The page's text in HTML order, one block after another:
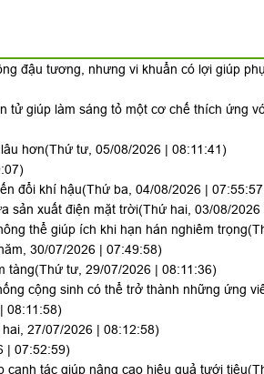
đậu tương, nhưng vi khuẩn có lợi giúp
tử giúp làm sáng tỏ một cơ chế thích ứng
hơn(Thứ tư, 05/08/2026 | 08:11:41)
đổi khí hậu(Thứ ba, 04/08/2026 |
sản xuất điện mặt trời(Thứ hai, 03/08/2026
thể giúp ích khi hạn hán nghiêm trọng
30/07/2026 | 07:49:58)
tàng(Thứ tư, 29/07/2026 | 08:11:36)
cộng sinh có thể trở thành những ứng
08:11:58)
27/07/2026 | 08:12:58)
| 07:52:59)
canh tác giúp nâng cao hiệu quả tưới tiêu